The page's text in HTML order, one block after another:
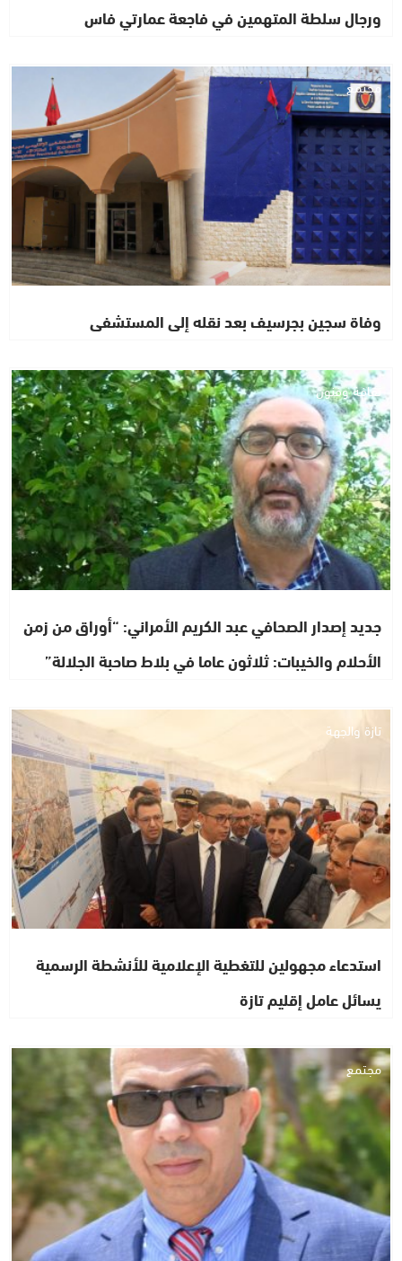
ورجال سلطة المتهمين في فاجعة عمارتي فاس
مجتمع
وفاة سجين بجرسيف بعد نقله إلى المستشفى
ثقافة وفنون
جديد إصدار الصحافي عبد الكريم الأمراني: “أوراق من زمن
الأحلام والخيبات: ثلاثون عاما في بلاط صاحبة الجلالة”
تازة والجهة
استدعاء مجهولين للتغطية الإعلامية للأنشطة الرسمية
يسائل عامل إقليم تازة
مجتمع